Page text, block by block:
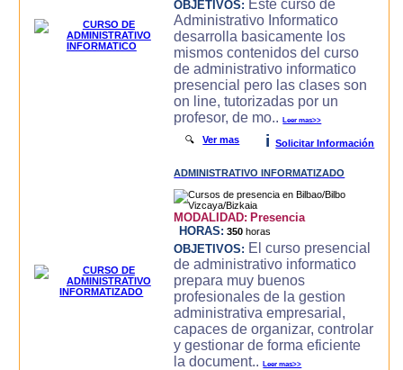
OBJETIVOS: Este curso de
Administrativo Informatico
desarrolla basicamente los
mismos contenidos del curso
de administrativo informatico
presencial pero las clases son
on line, tutorizadas por un
profesor, de mo..Leer mas>>
🔍Ver mas i Solicitar Información
ADMINISTRATIVO INFORMATIZADO
MODALIDAD: Presencia
HORAS: 350 horas
OBJETIVOS: El curso presencial
de administrativo informatico
prepara muy buenos
profesionales de la gestion
administrativa empresarial,
capaces de organizar, controlar
y gestionar de forma eficiente
la document..Leer mas>>